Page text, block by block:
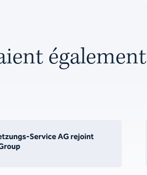
également
Service AG rejoint